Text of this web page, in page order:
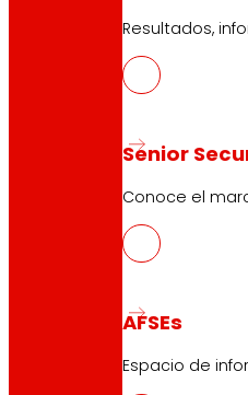
Resultados,
Senior
Conoce el
AFSEs
Espacio de